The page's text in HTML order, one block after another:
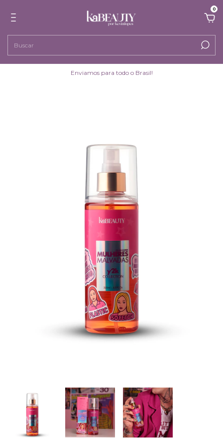
0
Enviamos para todo o Brasil!